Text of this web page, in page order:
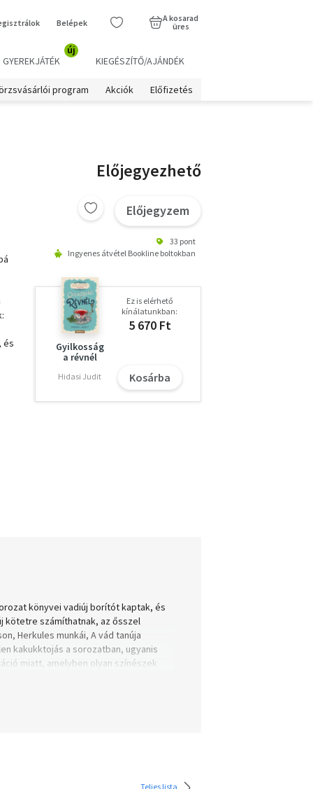
Belépek
A kosarad
üres
GYEREKJÁTÉK
új
KIEGÉSZÍTŐ/AJÁNDÉK
program Akciók Előfizetés
és
Előjegyezhető
Előjegyzem
33 pont
Ingyenes átvétel Bookline boltokban
Gyilkosság
a révnél
Hidasi Judit
Ez is elérhető
kínálatunkban:
5 670 Ft
Kosárba
könyvei vadiúj borítót kaptak, és
kötetre számíthatnak, az ősszel
Herkules munkái, A vád tanúja
kakukktojás a sorozatban, ugyanis
miatt, amelyben olyan színészek
Teljes lista